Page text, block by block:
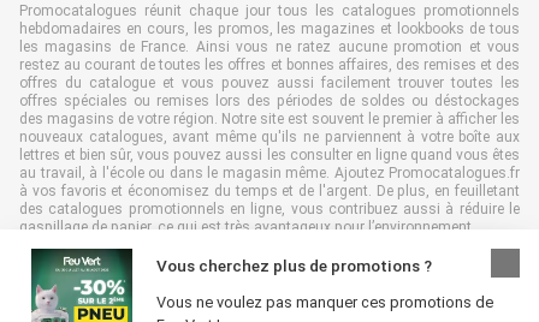
Vous cherchez plus de promotions ?
Vous ne voulez pas manquer ces promotions de
Promocatalogues réunit chaque jour tous les catalogues promotionnels
hebdomadaires en cours, les promos, les magazines et lookbooks de tous
les magasins de France. Ainsi vous ne ratez aucune promotion et vous
restez au courant de toutes les offres et bonnes affaires, des remises et des
offres du catalogue et vous pouvez aussi facilement trouver toutes les
offres spéciales ou remises lors des périodes de soldes ou déstockages
des magasins de votre région. Notre site est souvent le premier à afficher les
nouveaux catalogues, avant même qu'ils ne parviennent à votre boîte aux
lettres et bien sûr, vous pouvez aussi les consulter en ligne quand vous êtes
au travail, à l'école ou dans le magasin même. Ajoutez Promocatalogues.fr
à vos favoris et économisez du temps et de l'argent. De plus, en feuilletant
des catalogues promotionnels en ligne, vous contribuez aussi à réduire le
gaspillage de papier, ce qui est très avantageux pour l’environnement.